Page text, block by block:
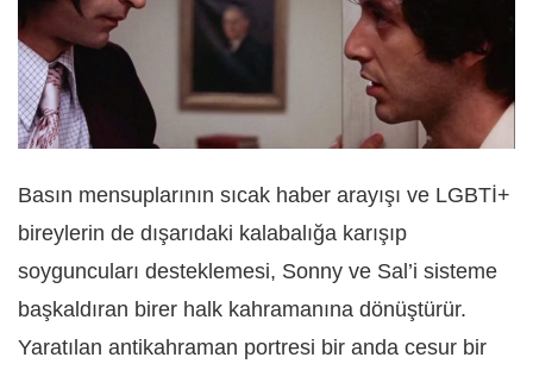
Basın mensuplarının sıcak haber arayışı ve LGBTİ+
bireylerin de dışarıdaki kalabalığa karışıp
soyguncuları desteklemesi, Sonny ve Sal’i sisteme
başkaldıran birer halk kahramanına dönüştürür.
Yaratılan antikahraman portresi bir anda cesur bir